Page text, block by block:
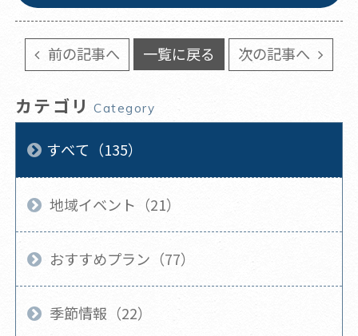
前の記事へ 一覧に戻る 次の記事へ
カテゴリ Category
すべて（135）
地域イベント（21）
おすすめプラン（77）
季節情報（22）